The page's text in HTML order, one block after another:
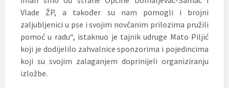
Vlade ŽP, a također su nam pomogli i brojni
zaljubljenici u pse i svojim novčanim prilozima pružili
pomoć u radu“, istaknuo je tajnik udruge Mato Piljić
koji je dodijelilo zahvalnice sponzorima i pojedincima
koji su svojim zalaganjem doprinijeli organiziranju
izložbe.